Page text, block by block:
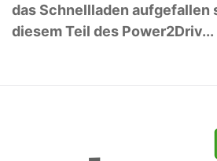
das Schnellladen aufgefallen
diesem Teil des Power2Driv...